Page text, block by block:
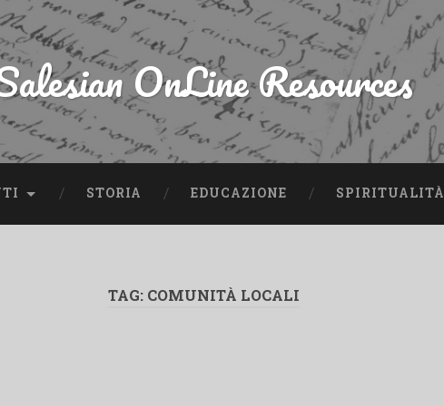
OnLine Resources
STORIA EDUCAZIONE SPIRITUALITÀ
TAG: COMUNITÀ LOCALI